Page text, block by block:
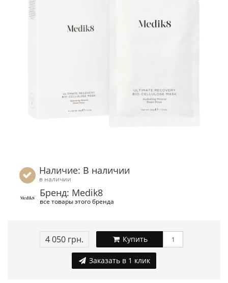
Наличие: В наличии
в наличии
Бренд: Medik8
все товары этого бренда
4 050 грн. Купить
Заказать в 1 клик